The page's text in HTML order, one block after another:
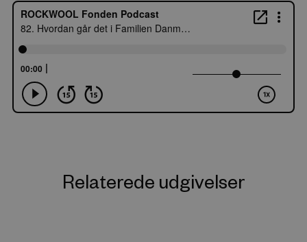
Relaterede udgivelser